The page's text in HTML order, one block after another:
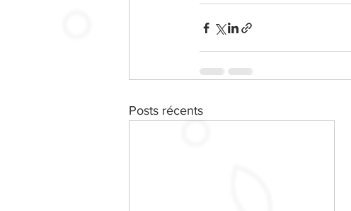
Posts récents